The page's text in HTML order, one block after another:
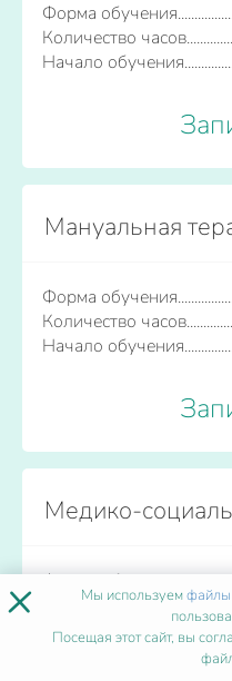
Форма обучения
Количество часов
Начало обучения
Мануальная
Форма обучения
Количество часов
Начало обучения
Медико-
Форма обучения
Количество часов
Начало обучения
× Мы используемфайлы
Посещая этот сайт, вы